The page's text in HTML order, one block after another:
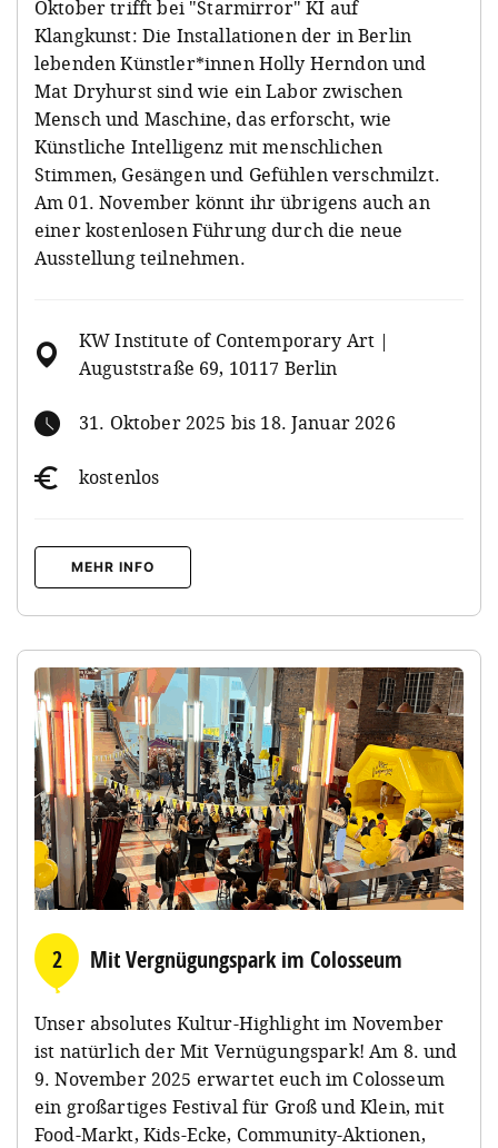
Oktober trifft bei "Starmirror" KI auf
Klangkunst: Die Installationen der in Berlin
lebenden Künstler*innen Holly Herndon und
Mat Dryhurst sind wie ein Labor zwischen
Mensch und Maschine, das erforscht, wie
Künstliche Intelligenz mit menschlichen
Stimmen, Gesängen und Gefühlen verschmilzt.
Am 01. November könnt ihr übrigens auch an
einer kostenlosen Führung durch die neue
Ausstellung teilnehmen.
KW Institute of Contemporary Art |
Auguststraße 69, 10117 Berlin
31. Oktober 2025 bis 18. Januar 2026
kostenlos
MEHR INFO
2 Mit Vergnügungspark im Colosseum
Unser absolutes Kultur-Highlight im November
ist natürlich der Mit Vernügungspark! Am 8. und
9. November 2025 erwartet euch im Colosseum
ein großartiges Festival für Groß und Klein, mit
Food-Markt, Kids-Ecke, Community-Aktionen,